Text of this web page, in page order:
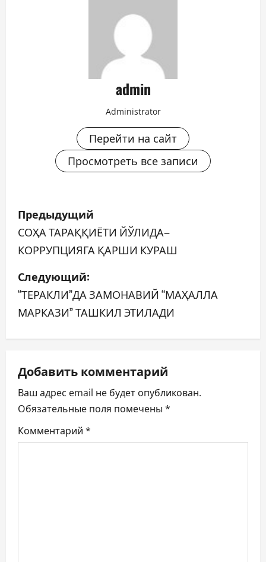
admin
Administrator
Перейти на сайт
Просмотреть все записи
Н
а
в
и
г
а
и
я
п
Предыдущий
СОҲА ТАРАҚҚИЁТИ ЙЎЛИДА–
КОРРУПЦИЯГА ҚАРШИ КУРАШ
Следующий:
“ТЕРАКЛИ”ДА ЗАМОНАВИЙ “МАҲАЛЛА
МАРКАЗИ” ТАШКИЛ ЭТИЛАДИ
Добавить комментарий
Ваш адрес email не будет опубликован.
Обязательные поля помечены *
Комментарий *